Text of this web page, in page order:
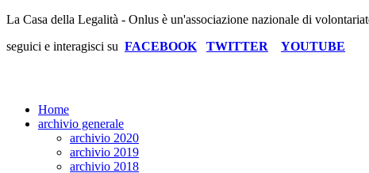
La Casa della Legalità - Onlus è un'associazione nazionale di
seguici e interagisci su FACEBOOK TWITTER YOUTUBE
Home
archivio generale
archivio 2020
archivio 2019
archivio 2018